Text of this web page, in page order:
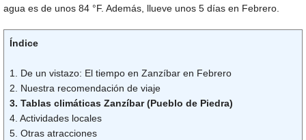
agua es de unos 84 °F. Además, llueve unos 5 días en Febrero.
Índice
1. De un vistazo: El tiempo en Zanzíbar en Febrero
2. Nuestra recomendación de viaje
3. Tablas climáticas Zanzíbar (Pueblo de Piedra)
4. Actividades locales
5. Otras atracciones